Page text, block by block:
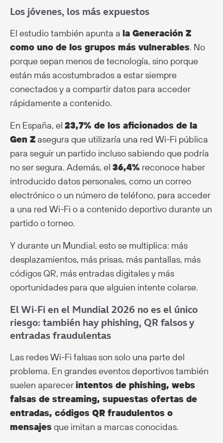
Los jóvenes, los más expuestos
El estudio también apunta a la Generación Z
como uno de los grupos más vulnerables. No
porque sepan menos de tecnología, sino porque
están más acostumbrados a estar siempre
conectados y a compartir datos para acceder
rápidamente a contenido.
En España, el 23,7% de los aficionados de la
Gen Z asegura que utilizaría una red Wi-Fi pública
para seguir un partido incluso sabiendo que podría
no ser segura. Además, el 36,4% reconoce haber
introducido datos personales, como un correo
electrónico o un número de teléfono, para acceder
a una red Wi-Fi o a contenido deportivo durante un
partido o torneo.
Y durante un Mundial, esto se multiplica: más
desplazamientos, más prisas, más pantallas, más
códigos QR, más entradas digitales y más
oportunidades para que alguien intente colarse.
El Wi-Fi en el Mundial 2026 no es el único
riesgo: también hay phishing, QR falsos y
entradas fraudulentas
Las redes Wi-Fi falsas son solo una parte del
problema. En grandes eventos deportivos también
suelen aparecerintentos de phishing, webs
falsas de streaming, supuestas ofertas de
entradas, códigos QR fraudulentos o
mensajes que imitan a marcas conocidas.